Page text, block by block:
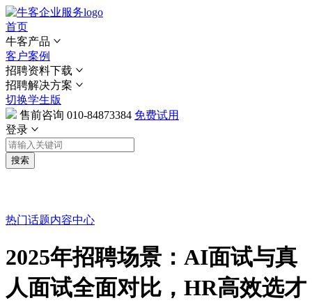
首页
牛客产品
客户案例
招聘资料下载
招聘解决方案
切换学生版
售前咨询 010-84873384 免费试用
登录
搜索
热门话题内容中心
2025年招聘场景：AI面试与真
人面试全面对比，HR高效选才